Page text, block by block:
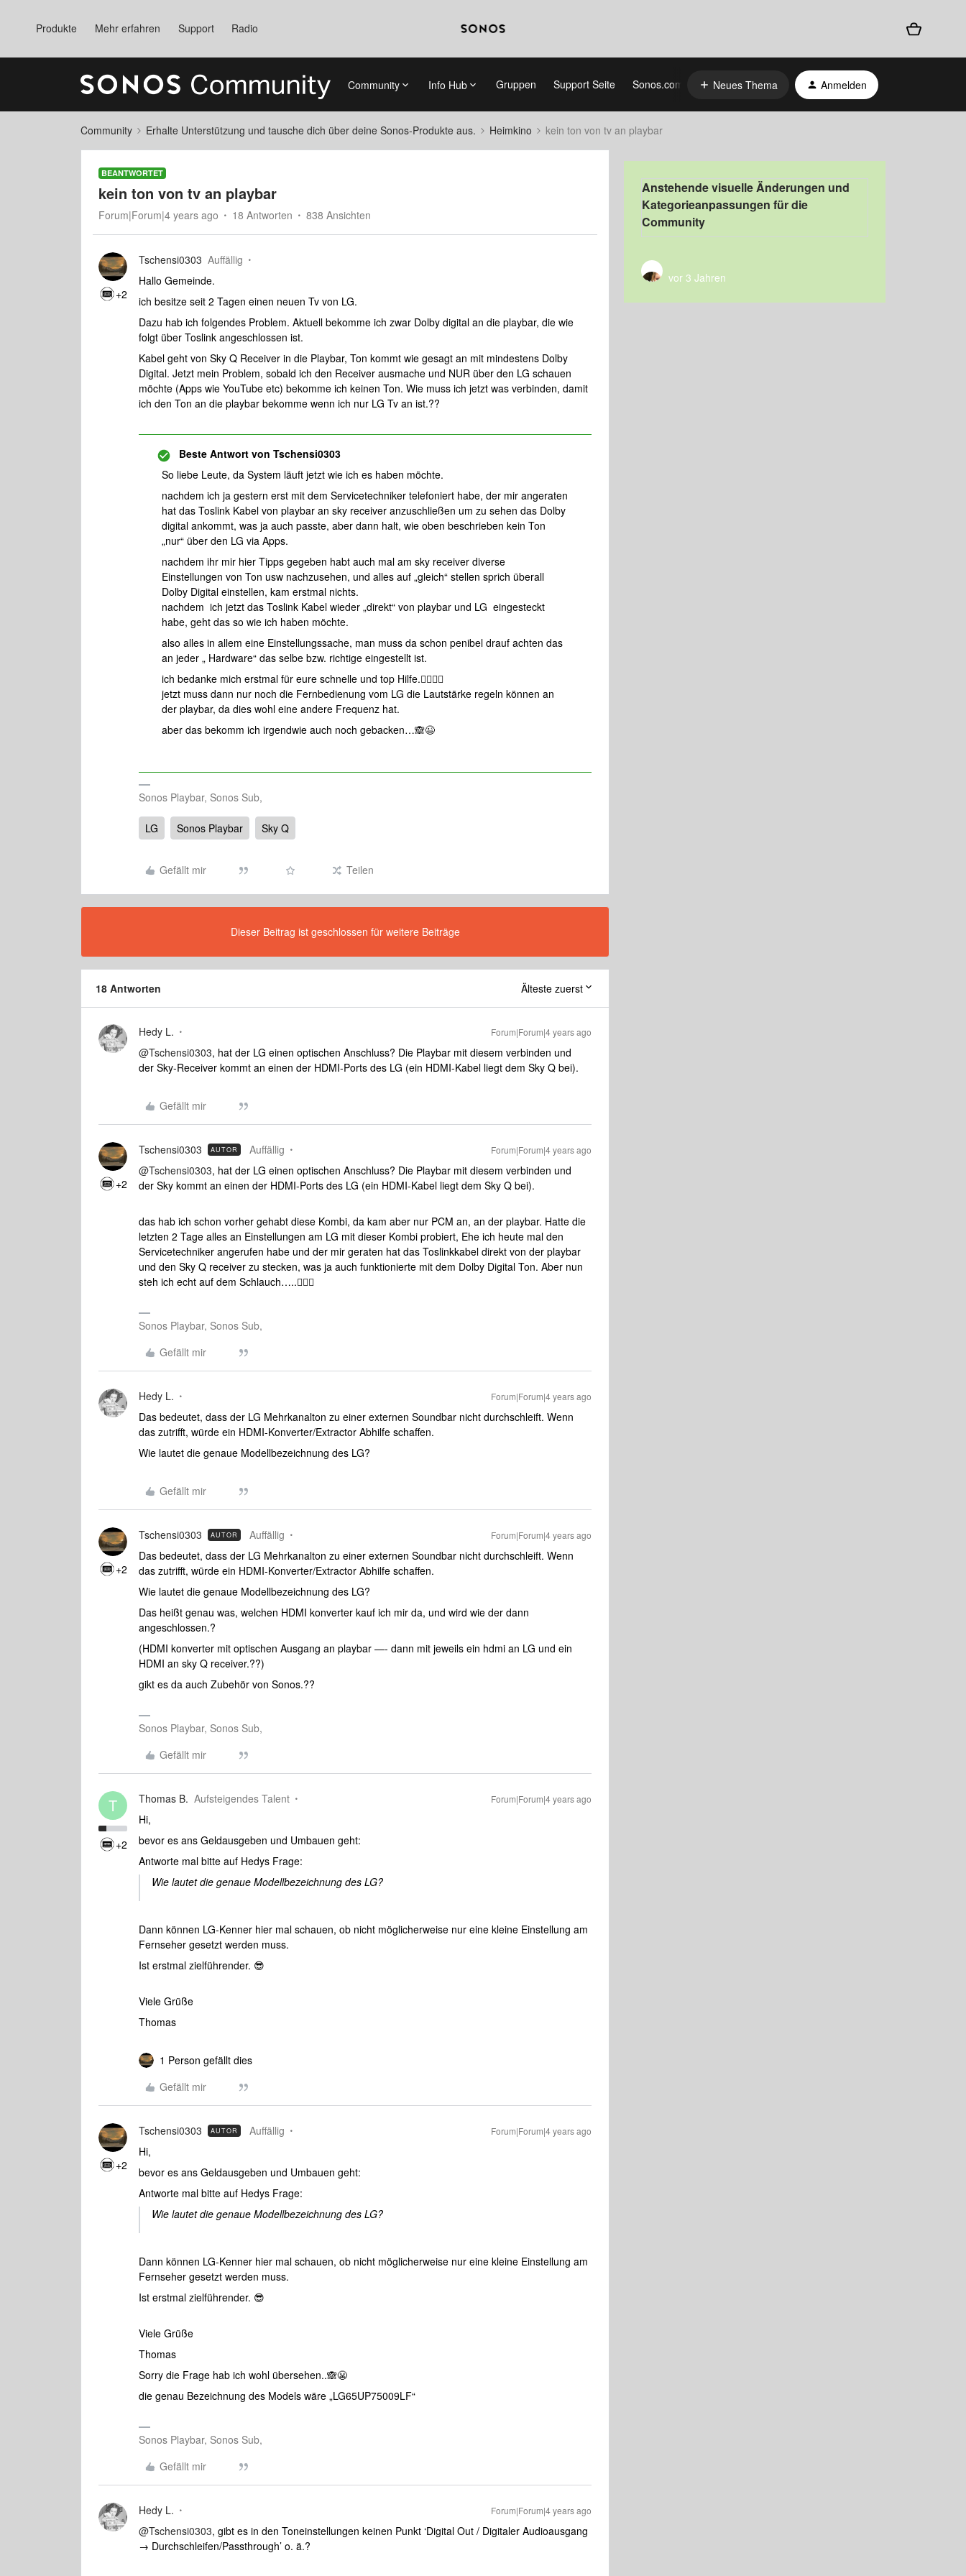
Produkte Mehr erfahren Support Radio
Community Info Hub Gruppen Support Seite Sonos.com Neues Thema Anmelden
Community Erhalte Unterstützung und tausche dich über deine Sonos-Produkte aus. Heimkino kein ton von tv an playbar
BEANTWORTET
kein ton von tv an playbar
Forum|Forum|4 years ago 18 Antworten 838 Ansichten
+2
Tschensi0303 Auffällig
Hallo Gemeinde.
ich besitze seit 2 Tagen einen neuen Tv von LG.
Dazu hab ich folgendes Problem. Aktuell bekomme ich zwar Dolby digital an die playbar, die wie
folgt über Toslink angeschlossen ist.
Kabel geht von Sky Q Receiver in die Playbar, Ton kommt wie gesagt an mit mindestens Dolby
Digital. Jetzt mein Problem, sobald ich den Receiver ausmache und NUR über den LG schauen
möchte (Apps wie YouTube etc) bekomme ich keinen Ton. Wie muss ich jetzt was verbinden, damit
ich den Ton an die playbar bekomme wenn ich nur LG Tv an ist.??
Beste Antwort von Tschensi0303
So liebe Leute, da System läuft jetzt wie ich es haben möchte.
nachdem ich ja gestern erst mit dem Servicetechniker telefoniert habe, der mir angeraten
hat das Toslink Kabel von playbar an sky receiver anzuschließen um zu sehen das Dolby
digital ankommt, was ja auch passte, aber dann halt, wie oben beschrieben kein Ton
„nur“ über den LG via Apps.
nachdem ihr mir hier Tipps gegeben habt auch mal am sky receiver diverse
Einstellungen von Ton usw nachzusehen, und alles auf „gleich“ stellen sprich überall
Dolby Digital einstellen, kam erstmal nichts.
nachdem ich jetzt das Toslink Kabel wieder „direkt“ von playbar und LG eingesteckt
habe, geht das so wie ich haben möchte.
also alles in allem eine Einstellungssache, man muss da schon penibel drauf achten das
an jeder „ Hardware“ das selbe bzw. richtige eingestellt ist.
ich bedanke mich erstmal für eure schnelle und top Hilfe.👍🏼👍🏼
jetzt muss dann nur noch die Fernbedienung vom LG die Lautstärke regeln können an
der playbar, da dies wohl eine andere Frequenz hat.
aber das bekomm ich irgendwie auch noch gebacken…🙈😉
Sonos Playbar, Sonos Sub,
LG Sonos Playbar Sky Q
Gefällt mir Teilen
Dieser Beitrag ist geschlossen für weitere Beiträge
18 Antworten Älteste zuerst
Hedy L. Forum|Forum|4 years ago
@Tschensi0303, hat der LG einen optischen Anschluss? Die Playbar mit diesem verbinden und
der Sky-Receiver kommt an einen der HDMI-Ports des LG (ein HDMI-Kabel liegt dem Sky Q bei).
Gefällt mir
+2
Tschensi0303 AUTOR Auffällig Forum|Forum|4 years ago
@Tschensi0303, hat der LG einen optischen Anschluss? Die Playbar mit diesem verbinden und
der Sky kommt an einen der HDMI-Ports des LG (ein HDMI-Kabel liegt dem Sky Q bei).
das hab ich schon vorher gehabt diese Kombi, da kam aber nur PCM an, an der playbar. Hatte die
letzten 2 Tage alles an Einstellungen am LG mit dieser Kombi probiert, Ehe ich heute mal den
Servicetechniker angerufen habe und der mir geraten hat das Toslinkkabel direkt von der playbar
und den Sky Q receiver zu stecken, was ja auch funktionierte mit dem Dolby Digital Ton. Aber nun
steh ich echt auf dem Schlauch…..🤷🏼‍♂️
Sonos Playbar, Sonos Sub,
Gefällt mir
Hedy L. Forum|Forum|4 years ago
Das bedeutet, dass der LG Mehrkanalton zu einer externen Soundbar nicht durchschleift. Wenn
das zutrifft, würde ein HDMI-Konverter/Extractor Abhilfe schaffen.
Wie lautet die genaue Modellbezeichnung des LG?
Gefällt mir
+2
Tschensi0303 AUTOR Auffällig Forum|Forum|4 years ago
Das bedeutet, dass der LG Mehrkanalton zu einer externen Soundbar nicht durchschleift. Wenn
das zutrifft, würde ein HDMI-Konverter/Extractor Abhilfe schaffen.
Wie lautet die genaue Modellbezeichnung des LG?
Das heißt genau was, welchen HDMI konverter kauf ich mir da, und wird wie der dann
angeschlossen.?
(HDMI konverter mit optischen Ausgang an playbar —- dann mit jeweils ein hdmi an LG und ein
HDMI an sky Q receiver.??)
gikt es da auch Zubehör von Sonos.??
Sonos Playbar, Sonos Sub,
Gefällt mir
T
+2
Thomas B. Aufsteigendes Talent Forum|Forum|4 years ago
Hi,
bevor es ans Geldausgeben und Umbauen geht:
Antworte mal bitte auf Hedys Frage:
Wie lautet die genaue Modellbezeichnung des LG?
Dann können LG-Kenner hier mal schauen, ob nicht möglicherweise nur eine kleine Einstellung am
Fernseher gesetzt werden muss.
Ist erstmal zielführender. 😎
Viele Grüße
Thomas
1 Person gefällt dies
Gefällt mir
+2
Tschensi0303 AUTOR Auffällig Forum|Forum|4 years ago
Hi,
bevor es ans Geldausgeben und Umbauen geht:
Antworte mal bitte auf Hedys Frage:
Wie lautet die genaue Modellbezeichnung des LG?
Dann können LG-Kenner hier mal schauen, ob nicht möglicherweise nur eine kleine Einstellung am
Fernseher gesetzt werden muss.
Ist erstmal zielführender. 😎
Viele Grüße
Thomas
Sorry die Frage hab ich wohl übersehen..🙈😬
die genau Bezeichnung des Models wäre „LG65UP75009LF“
Sonos Playbar, Sonos Sub,
Gefällt mir
Hedy L. Forum|Forum|4 years ago
@Tschensi0303, gibt es in den Toneinstellungen keinen Punkt ‘Digital Out / Digitaler Audioausgang
→ Durchschleifen/Passthrough’ o. ä.?
Anstehende visuelle Änderungen und
Kategorieanpassungen für die
Community
vor 3 Jahren